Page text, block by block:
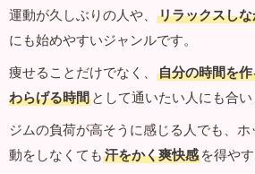
運動が久しぶりの人や、
リラックスし
にも始めやすいジャンルです。
痩せることだけでなく、
自分の時間を
わらげる時間 として通いたい人にも合い
ジムの負荷が高そうに感じる人でも、
動をしなくても 汗をかく爽快感 を得や